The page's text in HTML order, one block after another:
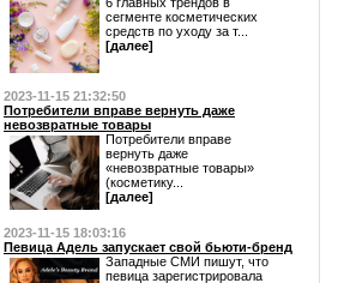
сегменте косметических
средств по уходу за т...
[далее]
2023-11-15 21:32:50
Потребители вправе вернуть даже
невозвратные товары
Потребители вправе
вернуть даже
«невозвратные товары»
(косметику...
[далее]
2023-11-15 18:03:16
Певица Адель запускает свой бьюти-бренд
Западные СМИ пишут, что
певица зарегистрировала